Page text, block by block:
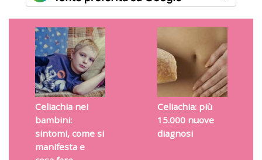
Celiachia nei
bambini:
sintomi, come si
manifesta e
Celiachia: più
15.000 nuove
diagnosi